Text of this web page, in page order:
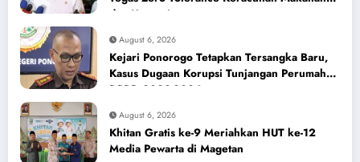
dan Korupsi
August 6, 2026
Kejari Ponorogo Tetapkan Tersangka Baru,
Kasus Dugaan Korupsi Tunjangan Perumahan
DPRD 2023-2026
August 6, 2026
Khitan Gratis ke-9 Meriahkan HUT ke-12
Media Pewarta di Magetan